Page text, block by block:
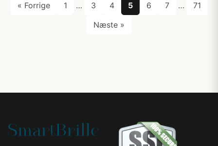
« Forrige 1 … 3 4 5 6 7 …
71
Næste »